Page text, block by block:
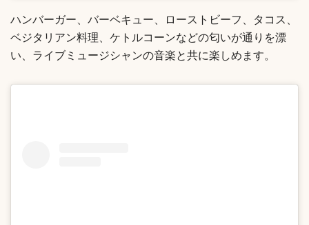
ハンバーガー、バーベキュー、ローストビーフ、タコス、
ベジタリアン料理、ケトルコーンなどの匂いが通りを漂
い、ライブミュージシャンの音楽と共に楽しめます。